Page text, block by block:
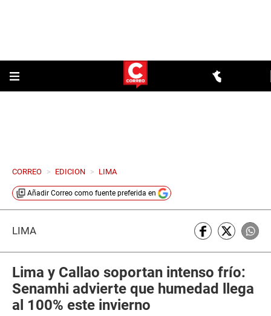
CORREO > EDICION > LIMA
Añadir Correo como fuente preferida en
LIMA
Lima y Callao soportan intenso frío:
Senamhi advierte que humedad llega
al 100% este invierno